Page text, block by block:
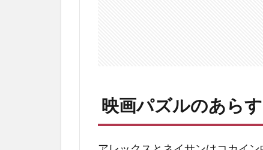
大き
く、
回収
映画パズルのあら